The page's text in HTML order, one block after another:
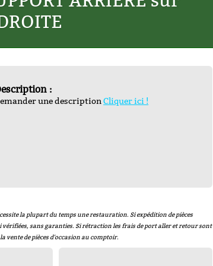
:
une descriptionCliquer ici !
la plupart du temps une restauration. Si expédition de pièces
vérifiées, sans garanties. Si rétraction les frais de port aller et retour sont
vente de pièces d'occasion au comptoir.